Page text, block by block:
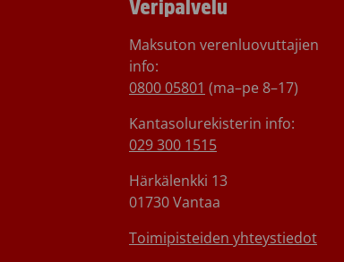
Veripalvelu
Maksuton verenluovuttajien
info:
0800 05801 (ma–pe 8–17)
Kantasolurekisterin info:
029 300 1515
Härkälenkki 13
01730 Vantaa
Toimipisteiden yhteystiedot